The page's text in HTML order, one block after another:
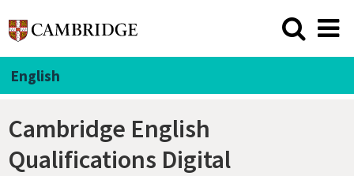
English
Cambridge English
Qualifications Digital